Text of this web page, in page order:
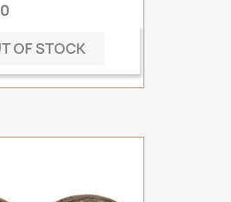
OF STOCK